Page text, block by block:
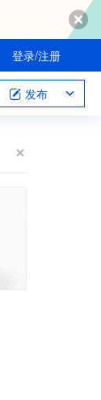
登录/注册
发布